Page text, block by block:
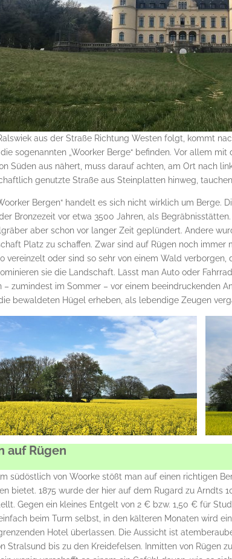
aus der Straße Richtung Westen folgt, kommt
sogenannten „Woorker Berge“ befinden. Vor allem
Süden aus nähert, muss darauf achten, am Ort nach
genutzte Straße aus Steinplatten hinweg,
Bergen“ handelt es sich nicht wirklich um Berge.
Bronzezeit vor etwa 3500 Jahren, als
aber schon vor langer Zeit geplündert. Andere
Platz zu schaffen. Zwar sind auf Rügen noch
vereinzelt oder sind so sehr von einem Wald verborgen,
sie die Landschaft. Lässt man Auto oder
– zumindest im Sommer – vor einem beeindruckenden
bewaldeten Hügel erheben, als lebendige Zeugen
auf Rügen
südöstlich von Woorke stößt man auf einen richtigen
bietet. 1875 wurde der hier auf dem Rugard zu Arndts
Gegen ein kleines Entgelt von 2 € bzw. 1,50 € für
beim Turm selbst, in den kälteren Monaten wird
Hotel überlassen. Die Aussicht ist
Stralsund bis zu den Kreidefelsen. Inmitten von Rügen